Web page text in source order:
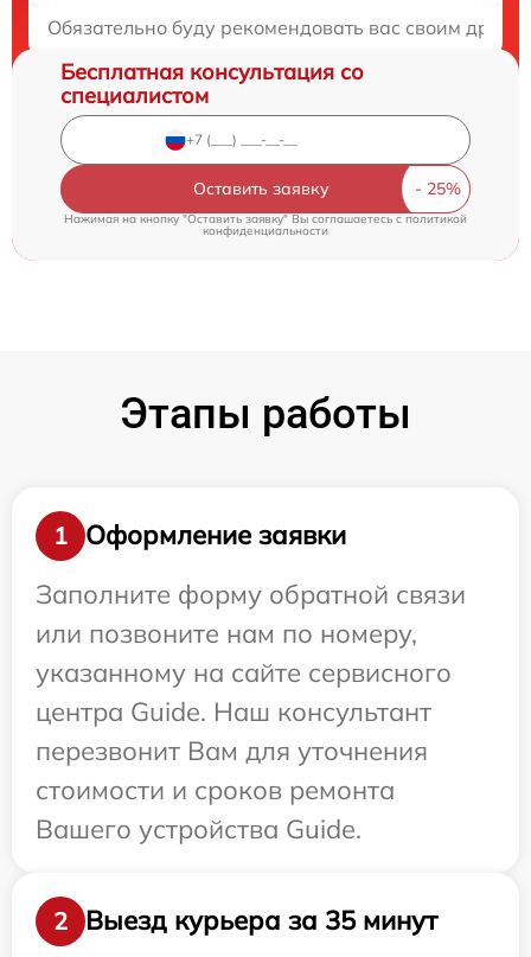
Обязательно буду рекомендовать вас своим
Бесплатная консультация со
специалистом
Оставить заявку
Нажимая на кнопку "Оставить заявку" Вы соглашаетесь cполитикой
конфиденциальности
Этапы работы
1
Оформление заявки
Заполните форму обратной связи
или позвоните нам по номеру,
указанному на сайте сервисного
центра Guide. Наш консультант
перезвонит Вам для уточнения
стоимости и сроков ремонта
Вашего устройства Guide.
2 Выезд курьера за 35 минут